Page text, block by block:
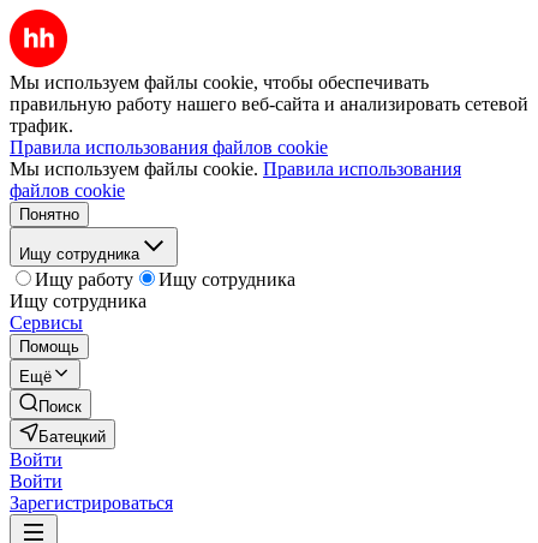
Мы используем файлы cookie, чтобы обеспечивать
правильную работу нашего веб-сайта и анализировать сетевой
трафик.
Правила использования файлов cookie
Мы используем файлы cookie. Правила использования
файлов cookie
Понятно
Ищу сотрудника
Ищу работу
Ищу сотрудника
Ищу сотрудника
Сервисы
Помощь
Ещё
Поиск
Батецкий
Войти
Войти
Зарегистрироваться